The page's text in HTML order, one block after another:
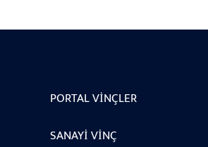
PORTAL VINÇLER
SANAYI VINÇ